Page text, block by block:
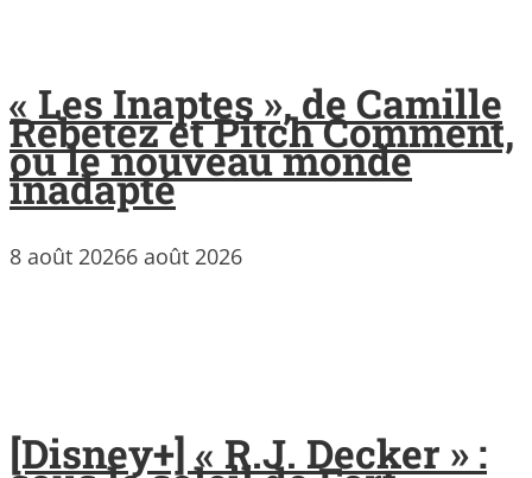
« Les Inaptes », de Camille
Rebetez et Pitch Comment,
ou le nouveau monde
inadapté
8 août 20266 août 2026
[Disney+] « R.J. Decker » :